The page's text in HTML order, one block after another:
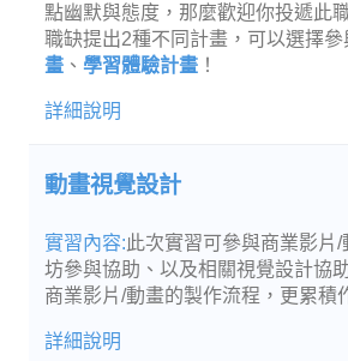
點幽默與態度，那麼歡迎你投遞此
職缺提出2種不同計畫，可以選擇參
畫、 學習體驗計畫！
動畫視覺設計
此次實習可參與商業影片
坊參與協助、以及相關視覺設計協
商業影片/動畫的製作流程，更累積